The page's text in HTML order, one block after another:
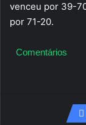
venceu por 39-
por 71-20.
Comentários